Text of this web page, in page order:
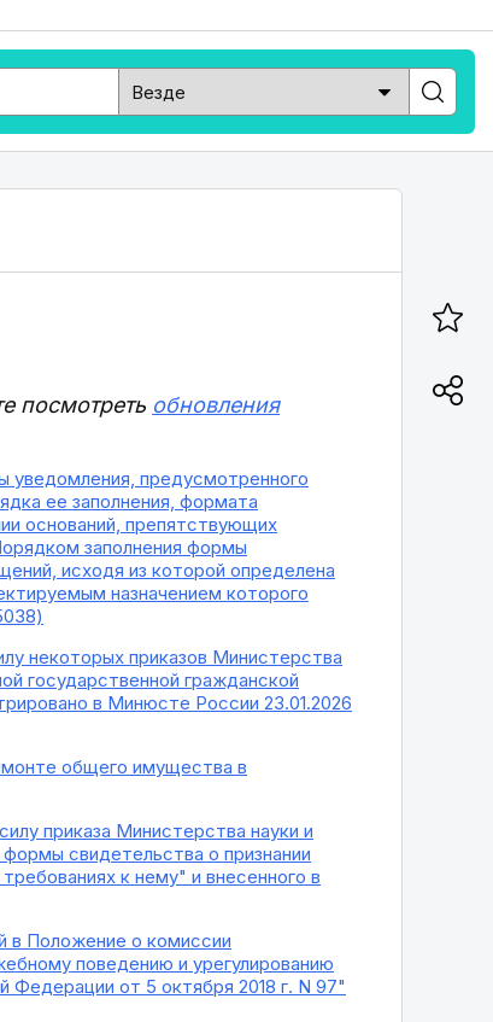
посмотреть обновления
уведомления, предусмотренного
ее заполнения, формата
оснований, препятствующих
заполнения формы
исходя из которой определена
назначением которого
некоторых приказов Министерства
государственной гражданской
в Минюсте России 23.01.2026
общего имущества в
приказа Министерства науки и
свидетельства о признании
к нему" и внесенного в
в Положение о комиссии
поведению и урегулированию
от 5 октября 2018 г. N 97"